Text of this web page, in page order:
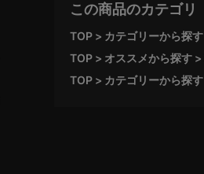
この商品のカテゴリ
TOP カテゴリーから探す
TOP
オススメから探す
TOP
カテゴリーから探す